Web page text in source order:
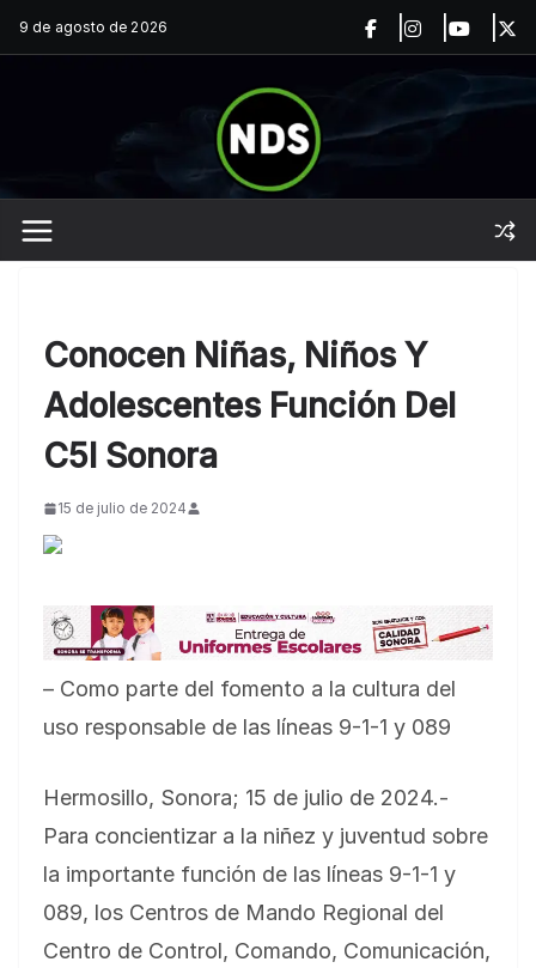
Saltar
al
9 de agosto de 2026
Conocen Niñas, Niños Y
Adolescentes Función Del
C5I Sonora
15 de julio de 2024
– Como parte del fomento a la cultura del
uso responsable de las líneas 9-1-1 y 089
Hermosillo, Sonora; 15 de julio de 2024.-
Para concientizar a la niñez y juventud sobre
la importante función de las líneas 9-1-1 y
089, los Centros de Mando Regional del
Centro de Control, Comando, Comunicación,